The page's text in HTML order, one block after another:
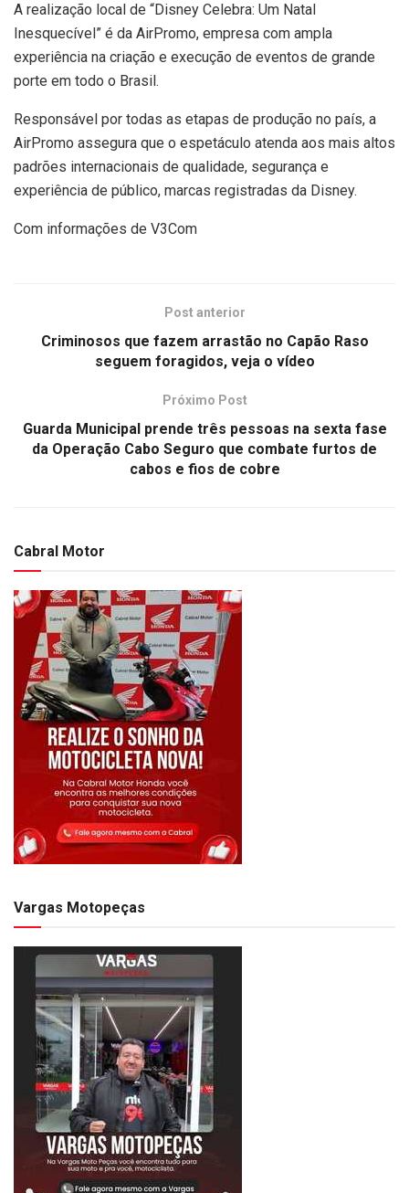
A realização local de “Disney Celebra: Um Natal
Inesquecível” é da AirPromo, empresa com ampla
experiência na criação e execução de eventos de grande
porte em todo o Brasil.
Responsável por todas as etapas de produção no país, a
AirPromo assegura que o espetáculo atenda aos mais altos
padrões internacionais de qualidade, segurança e
experiência de público, marcas registradas da Disney.
Com informações de V3Com
Post anterior
Criminosos que fazem arrastão no Capão Raso
seguem foragidos, veja o vídeo
Próximo Post
Guarda Municipal prende três pessoas na sexta fase
da Operação Cabo Seguro que combate furtos de
cabos e fios de cobre
Cabral Motor
Vargas Motopeças